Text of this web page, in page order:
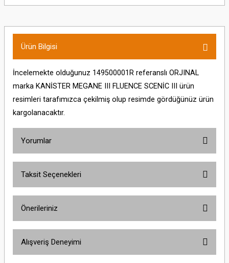
Ürün Bilgisi
İncelemekte olduğunuz 149500001R referanslı ORJINAL
marka KANİSTER MEGANE III FLUENCE SCENİC III ürün
resimleri tarafımızca çekilmiş olup resimde gördüğünüz ürün
kargolanacaktır.
Yorumlar
Taksit Seçenekleri
Önerileriniz
yetersiz gördüğünüz noktaları öneri formunu kullanarak tarafımıza
Alışveriş Deneyimi